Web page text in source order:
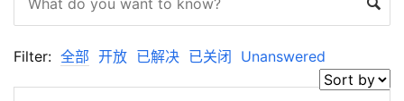
Filter: 全部 开放 已解决 已关闭 Unanswered